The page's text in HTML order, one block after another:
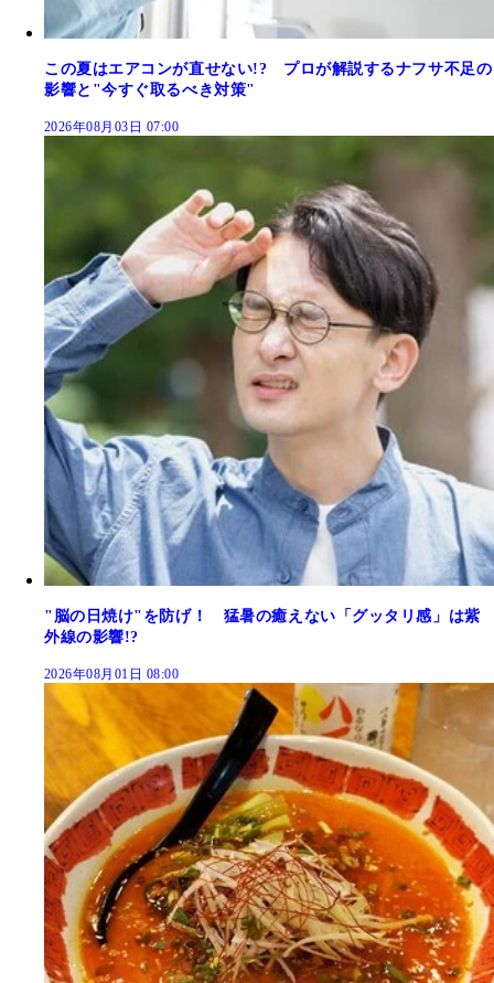
この夏はエアコンが直せない!? プロが解説するナフサ不足の
影響と"今すぐ取るべき対策"
2026年08月03日 07:00
"脳の日焼け"を防げ！ 猛暑の癒えない「グッタリ感」は紫
外線の影響!?
2026年08月01日 08:00